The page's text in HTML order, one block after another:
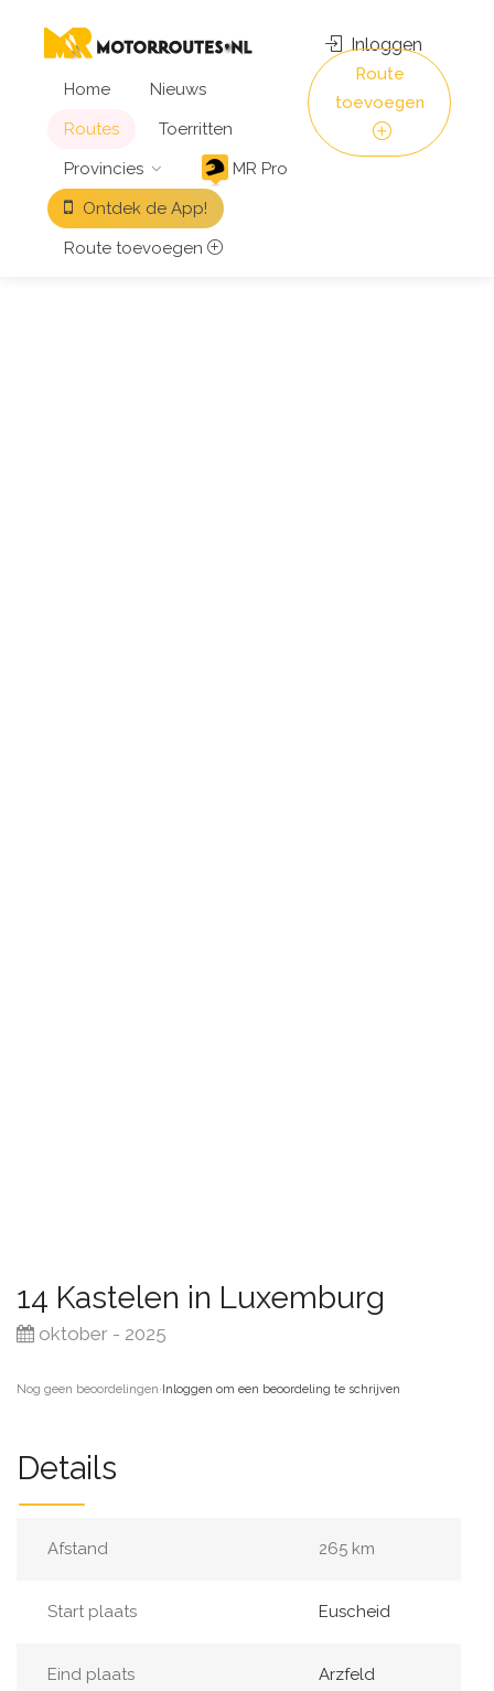
Home
Nieuws
Routes
Toerritten
Provincies
MR Pro
Ontdek de App!
Route toevoegen
Inloggen
Route
toevoegen
14 Kastelen in Luxemburg
oktober - 2025
Nog geen beoordelingen·Inloggen om een beoordeling te schrijven
Details
Afstand 265 km
Start plaats Euscheid
Eind plaats Arzfeld